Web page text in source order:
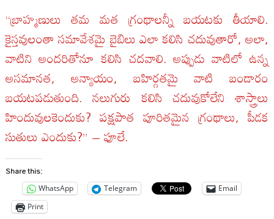
“బ్రాహ్మణులు తమ మత గ్రంథాలన్నీ బయటకు తీయాలి.
కైస్తవులంతా సమావేశమై బైబిలు ఎలా కలిసి చదువుతారో, అలా,
వాటిని అందరితోనూ కలిసి చదవాలి. అప్పుడు వాటిలో ఉన్న
అసమానత, అన్యాయం, బహిర్గతమై వాటి బండారం
బయటపడుతుంది. నలుగురు కలిసి చదువుకోలేని శాస్త్రాలు
హిందువులకెందుకు? పక్షపాత పూరితమైన గ్రంథాలు, పీడక
సుతులు ఎందుకు?” – ఫూలే.
Share this:
WhatsApp Telegram
Email
Print